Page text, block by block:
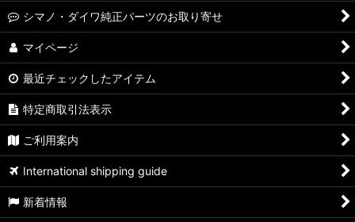
シマノ・ダイワ純正パーツのお取り寄せ
マイページ
最近チェックしたアイテム
特定商取引法表示
ご利用案内
International shipping guide
新着情報